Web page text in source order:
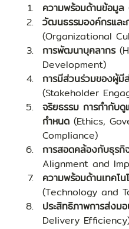
ความพร้อมด้านข้อมูล
วัฒนธรรมองค์กรและ
(Organizational
การพัฒนาบุคลากร
Development)
การมีส่วนร่วมของผู้มี
(Stakeholder
จริยธรรม การกำกับ
กำหนด (Ethics,
Compliance)
การสอดคล้องกับธุรกิ
Alignment and
ความพร้อมด้านเทคโน
(Technology and
ประสิทธิภาพการส่งม
Delivery